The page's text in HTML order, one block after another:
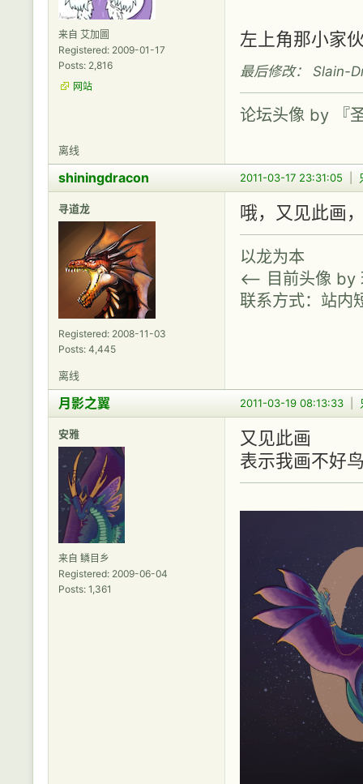
来自 艾加圖
Registered: 2009-01-17
Posts: 2,816
网站
左上角那小家
最后修改： Slain-
论坛头像 by 『
离线
2011-03-17 23:31:05
shiningdracon
寻道龙
Registered: 2008-11-03
Posts: 4,445
哦，又见此画
以龙为本
<-- 目前头像 by
联系方式：站内
离线
2011-03-19 08:13:33
月影之翼
安雅
来自 鳞目乡
Registered: 2009-06-04
Posts: 1,361
又见此画
表示我画不好